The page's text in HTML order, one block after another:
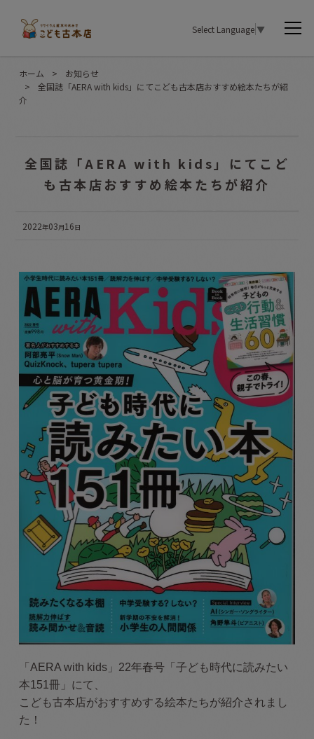
Select Language▼
ホーム >
お知らせ
>
全国誌「AERA with kids」にてこども古本店おすすめ絵本たちが紹
介
全国誌「AERA with kids」にてこど
も古本店おすすめ絵本たちが紹介
2022年03月16日
「AERA with kids」22年春号「子ども時代に読みたい
本151冊」にて、
こども古本店がおすすめする絵本たちが紹介されまし
た！